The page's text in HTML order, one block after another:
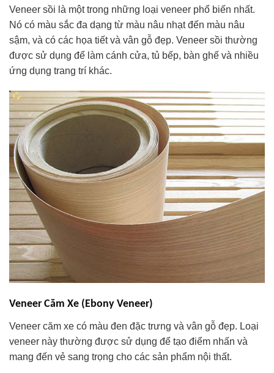
Veneer sồi là một trong những loại veneer phổ biến nhất.
Nó có màu sắc đa dạng từ màu nâu nhạt đến màu nâu
sậm, và có các họa tiết và vân gỗ đẹp. Veneer sồi thường
được sử dụng để làm cánh cửa, tủ bếp, bàn ghế và nhiều
ứng dụng trang trí khác.
Veneer Căm Xe (Ebony Veneer)
Veneer căm xe có màu đen đặc trưng và vân gỗ đẹp. Loại
veneer này thường được sử dụng để tạo điểm nhấn và
mang đến vẻ sang trọng cho các sản phẩm nội thất.